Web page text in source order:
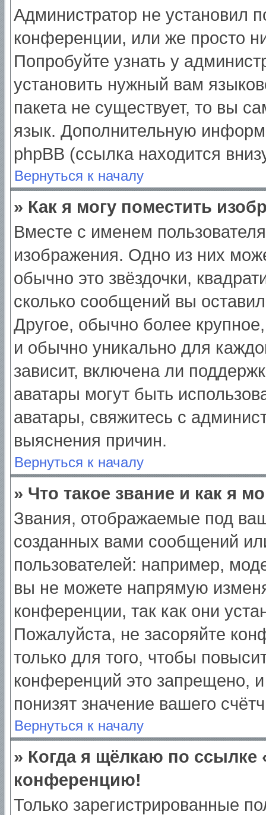
Администратор не установил
конференции, или же просто
Попробуйте узнать у
установить нужный вам
пакета не существует, то вы
язык. Дополнительную
phpBB (ссылка находится
Вернуться к началу
» Как я могу поместить
Вместе с именем
изображения. Одно из них
обычно это звёздочки,
сколько сообщений вы
Другое, обычно более
и обычно уникально для
зависит, включена ли
аватары могут быть
аватары, свяжитесь с
выяснения причин.
Вернуться к началу
» Что такое звание и как я
Звания, отображаемые под
созданных вами сообщений
пользователей: например,
вы не можете напрямую
конференции, так как они
Пожалуйста, не засоряйте
только для того, чтобы
конференций это запрещено,
понизят значение вашего
Вернуться к началу
» Когда я щёлкаю по ссылке
конференцию!
Только зарегистрированные